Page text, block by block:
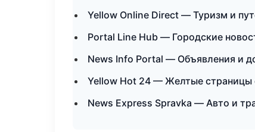
Yellow Online Direct — Туризм и
Portal Line Hub — Городские
News Info Portal — Объявления и
Yellow Hot 24 — Желтые страницы
News Express Spravka — Авто и